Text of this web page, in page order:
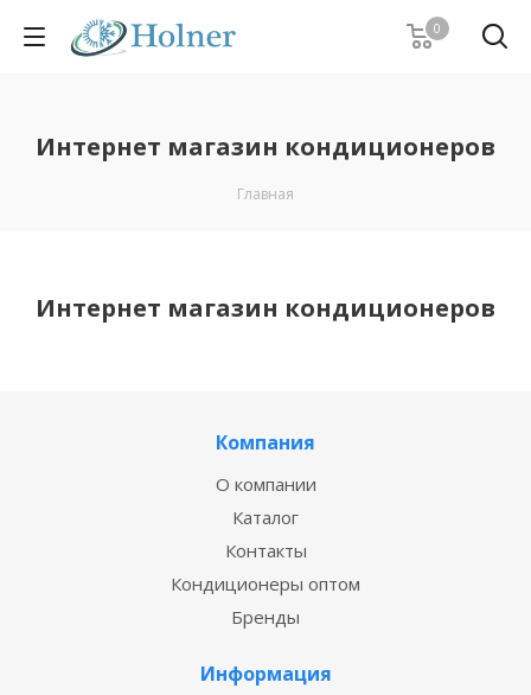
0
Интернет магазин кондиционеров
Главная
Интернет магазин кондиционеров
Компания
О компании
Каталог
Контакты
Кондиционеры оптом
Бренды
Информация